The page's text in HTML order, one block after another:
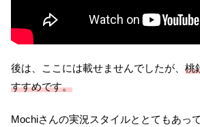
後は、ここには載せませんでしたが、 桃
すすめです。
Mochiさんの実況スタイルととてもあっ